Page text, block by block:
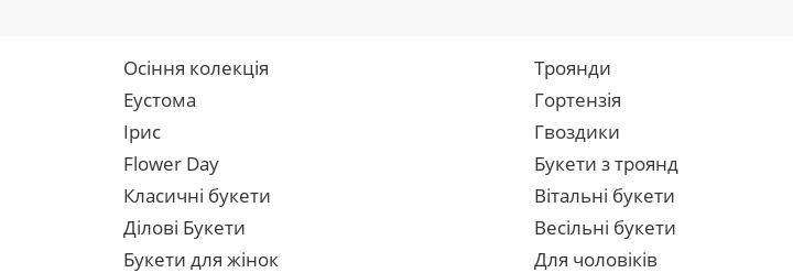
Осіння колекція Троянди
Еустома
Гортензія
Ірис
Гвоздики
Flower Day
Букети з троянд
Класичні букети
Вітальні букети
Ділові Букети
Весільні букети
Букети для жінок
Для чоловіків